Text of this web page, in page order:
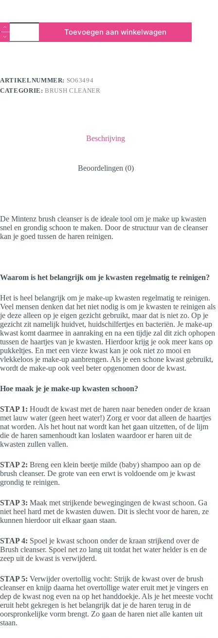
Brush
Cleanser
aantal
Toevoegen aan winkelwagen
ARTIKELNUMMER: SO63494
CATEGORIE:BRUSH CLEANER
Beschrijving
Beoordelingen (0)
De Mintenz brush cleanser is de ideale tool om je make up kwasten
snel en grondig schoon te maken. Door de structuur van de cleanser
kan je goed tussen de haren reinigen.
Waarom is het belangrijk om je kwasten regelmatig te reinigen?
Het is heel belangrijk om je make-up kwasten regelmatig te reinigen.
Veel mensen denken dat het niet nodig is om je kwasten te reinigen als
je deze alleen op je eigen gezicht gebruikt, maar dat is niet zo. Op je
gezicht zit namelijk huidvet, huidschilfertjes en bacteriën. Je make-up
kwast komt daarmee in aanraking en na een tijdje zal dit zich ophopen
tussen de haartjes van je kwasten. Hierdoor krijg je ook meer kans op
pukkeltjes. En met een vieze kwast kan je ook niet zo mooi en
vlekkeloos je make-up aanbrengen. Als je een schone kwast gebruikt,
wordt de make-up ook veel beter opgenomen door de kwast.
Hoe maak je je make-up kwasten schoon?
STAP 1: Houdt de kwast met de haren naar beneden onder de kraan
met lauw water (geen heet water!) Zorg er voor dat alleen de haartjes
nat worden. Als het hout nat wordt kan het gaan uitzetten, of de lijm
die de haren samenhoudt kan loslaten waardoor er haren uit de
kwasten zullen vallen.
STAP 2: Breng een klein beetje milde (baby) shampoo aan op de
brush cleanser. De grote van een erwt is voldoende om je kwast
grondig te reinigen.
STAP 3: Maak met strijkende bewegingingen de kwast schoon. Ga
niet heel hard met de kwasten duwen. Dit is slecht voor de haren, ze
kunnen hierdoor uit elkaar gaan staan.
STAP 4: Spoel je kwast schoon onder de kraan strijkend over de
Brush cleanser. Spoel net zo lang uit totdat het water helder is en de
zeep uit de kwast is verwijderd.
STAP 5: Verwijder overtollig vocht: Strijk de kwast over de brush
cleanser en knijp daarna het overtollige water eruit met je vingers en
dep de kwast nog even na op het handdoekje. Als je het meeste vocht
eruit hebt gekregen is het belangrijk dat je de haren terug in de
oorspronkelijke vorm brengt. Zo gaan de haren niet alle kanten uit
staan.